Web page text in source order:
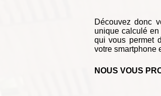
Découvez donc
unique calculé
qui vous permet
votre smartphone
NOUS VOUS